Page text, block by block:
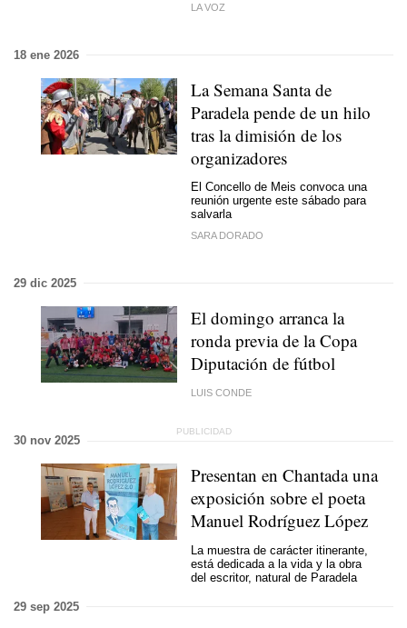
LA VOZ
18 ene 2026
La Semana Santa de
Paradela pende de un hilo
tras la dimisión de los
organizadores
El Concello de Meis convoca una
reunión urgente este sábado para
salvarla
SARA DORADO
29 dic 2025
El domingo arranca la
ronda previa de la Copa
Diputación de fútbol
LUIS CONDE
30 nov 2025
Presentan en Chantada una
exposición sobre el poeta
Manuel Rodríguez López
La muestra de carácter itinerante,
está dedicada a la vida y la obra
del escritor, natural de Paradela
29 sep 2025